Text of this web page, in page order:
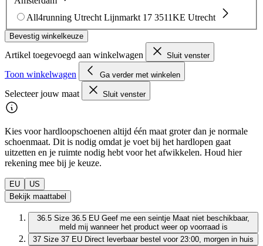
All4running Utrecht Lijnmarkt 17 3511KE Utrecht
Bevestig winkelkeuze
Artikel toegevoegd aan winkelwagen Sluit venster
Toon winkelwagen Ga verder met winkelen
Selecteer jouw maat Sluit venster
Kies voor hardloopschoenen altijd één maat groter dan je normale
schoenmaat. Dit is nodig omdat je voet bij het hardlopen gaat
uitzetten en je ruimte nodig hebt voor het afwikkelen. Houd hier
rekening mee bij je keuze.
EU
US
Bekijk maattabel
36.5 Size 36.5 EU Geef me een seintje Maat niet beschikbaar,
meld mij wanneer het product weer op voorraad is
37 Size 37 EU Direct leverbaar bestel voor 23:00, morgen in huis